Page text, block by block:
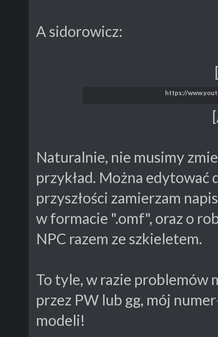
A sidorowicz:
https://
Naturalnie, nie musimy
przykład. Można edytować
przyszłości zamierzam
w formacie ".omf", oraz o
NPC razem ze szkieletem.
To tyle, w razie problemów
przez PW lub gg, mój
modeli!